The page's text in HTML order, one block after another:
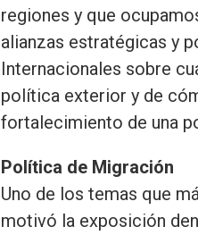
regiones y que
alianzas estratégicas y
Internacionales sobre
política exterior y de
fortalecimiento de una
Política de Migración
Uno de los temas que
motivó la exposición